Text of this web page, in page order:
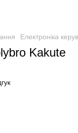
Електроніка
Kakute